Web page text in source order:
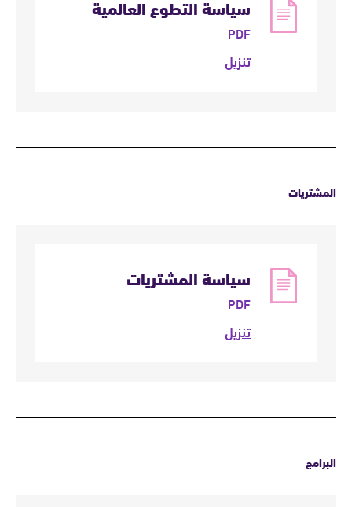
سياسة التطوع العالمية
PDF
تنزيل
المشتريات
سياسة المشتريات
PDF
تنزيل
البرامج